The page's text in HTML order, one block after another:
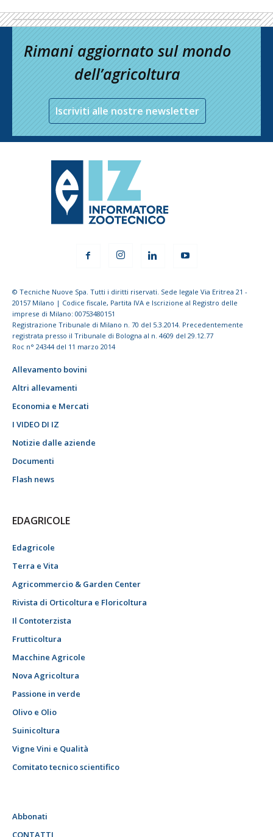
Rimani aggiornato sul mondo
dell’agricoltura
Iscriviti alle nostre newsletter
© Tecniche Nuove Spa. Tutti i diritti riservati. Sede legale Via Eritrea 21 -
20157 Milano | Codice fiscale, Partita IVA e Iscrizione al Registro delle
imprese di Milano: 00753480151
Registrazione Tribunale di Milano n. 70 del 5.3.2014. Precedentemente
registrata presso il Tribunale di Bologna al n. 4609 del 29.12.77
Roc n° 24344 del 11 marzo 2014
Allevamento bovini
Altri allevamenti
Economia e Mercati
I VIDEO DI IZ
Notizie dalle aziende
Documenti
Flash news
EDAGRICOLE
Edagricole
Terra e Vita
Agricommercio & Garden Center
Rivista di Orticoltura e Floricoltura
Il Contoterzista
Frutticoltura
Macchine Agricole
Nova Agricoltura
Passione in verde
Olivo e Olio
Suinicoltura
Vigne Vini e Qualità
Comitato tecnico scientifico
Abbonati
CONTATTI